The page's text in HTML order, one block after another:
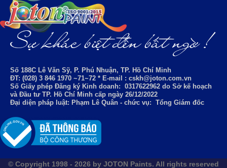
Số 188C Lê Văn Sỹ, P. Phú Nhuận, TP. Hồ Chí Minh
ĐT: (028) 3 846 1970 ~71~72 * E-mail : cskh@joton.com.vn
Số Giấy phép Đăng ký Kinh doanh: 0317622962 do Sở kế hoạch
và Đầu tư TP. Hồ Chí Minh cấp ngày 26/12/2022
Đại diện pháp luật: Phạm Lê Quân - chức vụ: Tổng Giám đốc
© Copyright 1998 - 2026 by JOTON Paints. All rights reserved